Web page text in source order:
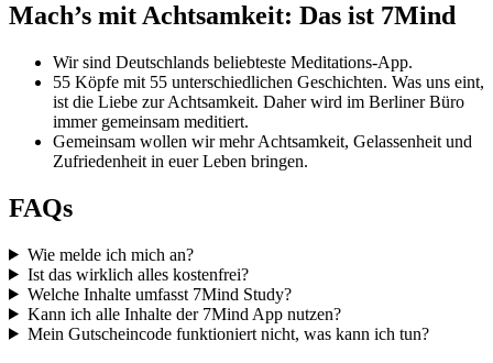
Mach’s mit Achtsamkeit: Das ist 7Mind
Wir sind Deutschlands beliebteste Meditations-App.
55 Köpfe mit 55 unterschiedlichen Geschichten. Was uns eint,
ist die Liebe zur Achtsamkeit. Daher wird im Berliner Büro
immer gemeinsam meditiert.
Gemeinsam wollen wir mehr Achtsamkeit, Gelassenheit und
Zufriedenheit in euer Leben bringen.
FAQs
Wie melde ich mich an?
Ist das wirklich alles kostenfrei?
Welche Inhalte umfasst 7Mind Study?
Kann ich alle Inhalte der 7Mind App nutzen?
Mein Gutscheincode funktioniert nicht, was kann ich tun?